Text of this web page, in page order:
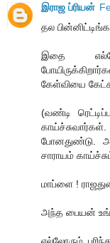
இராஜ ப்ரியன்
தல
இதை
கேள்வியை
(வண்டி
போனதுண்டு.
சாராயம்
மாப்ளை !
அந்த பையன்
எல்லோரும்